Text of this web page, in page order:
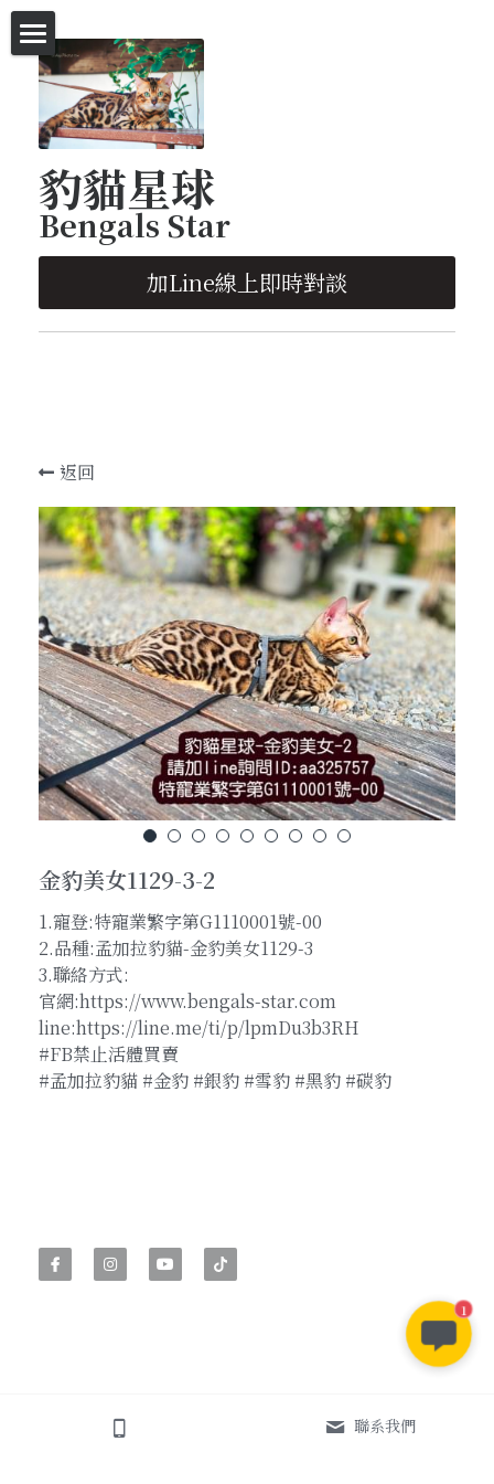
豹貓星球
Bengals Star
加Line線上即時對談
首頁
等家的豹貓
等家的豹貓-特價區
英短-代售區
塞爾凱克捲毛貓-代售區
豹貓明星-廣告拍攝
遛貓趣
貓咪招喚術
孟加拉豹猫-各類花纹(Pattern)超級詳解
養貓前的準備功課
粉絲頁官網連結
加LINE線上對談
聯絡我們
加Line線上即時對談
返回
金豹美女1129-3-2
1.寵登:特寵業繁字第G1110001號-00
2.品種:孟加拉豹貓-金豹美女1129-3
3.聯絡方式:
官網:https://www.bengals-star.com
line:https://line.me/ti/p/lpmDu3b3RH
#FB禁止活體買賣
#孟加拉豹貓 #金豹 #銀豹 #雪豹 #黑豹 #碳豹
聯系我們
1